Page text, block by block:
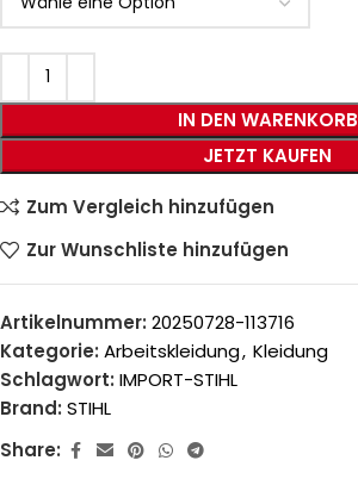
IN DEN WARENKORB
JETZT KAUFEN
Zum Vergleich hinzufügen
Zur Wunschliste hinzufügen
Artikelnummer: 20250728-113716
Kategorie: Arbeitskleidung, Kleidung
Schlagwort: IMPORT-STIHL
Brand: STIHL
Share: